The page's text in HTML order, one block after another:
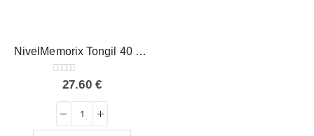
NivelMemorix Tongil 40 caps.
out of 5
27.60 €